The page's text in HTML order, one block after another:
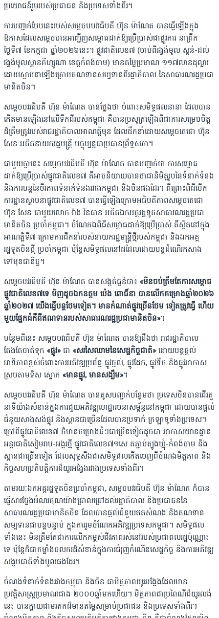
ប្រយោជន៍រួមរបស់ប្រជាជន និងប្រទេសទាំងពីរ។
ការបញ្ជាក់បែបនេះរបស់សម្តេចបបវរធិបតី ហ៊ុន ម៉ាណែត បានធ្វើឡើងក្នុង
ឱកាសដែលសម្តេចបានអញ្ជើញសម្ពោធដាក់ឱ្យប្រើប្រាស់ជាផ្លូវការ នាព្រឹក
ថ្ងៃទី៧ ខែកក្កដា ឆ្នាំ២០២៦នេះ។ ផ្លូវជាតិលេខ៧ (ចាប់ពីរង្វង់មូល ស្គន់-ដល់
រង្វង់មូលស្ពានគីហ្សូណា ខេត្តកំពង់ចាម) មានតម្លៃប្រមាណ ១១៧លានដុល្លារ
ដោយស្ថាបនាឡើងក្រោមឥណទានសម្បទានពីរដ្ឋាភិបាល នៃសាធារណរដ្ឋប្រជា
មានិតចិន។
សម្តេចបវរធិបតី ហ៊ុន ម៉ាណែត បានថ្លែងថា ចំពោះសមិទ្ធផលនានា ដែលបាន
កើតមានឡើងនៅលើទឹកដីរបស់កម្ពុជា គឺបានប្រសូត្រឡើងពីជាការសម្រេចចិត្ត
ដ៏ត្រឹមត្រូវរបស់រាជរដ្ឋាភិបាលអាណត្តិមុន ដែលដឹកនាំដោយសម្តេចតេជោ ហ៊ុន
សែន អតីតនាយករដ្ឋមន្ត្រី បច្ចុប្បន្នជាប្រធានព្រឹទ្ធសភា។
ជាមួយគ្នានេះ សម្តេចបវរធិបតី ហ៊ុន ម៉ាណែត បានបញ្ជាក់ថា​ ការសម្ពោធ
ដាក់ឱ្យប្រើប្រាស់ផ្លូវជាតិលេខ៧ គឺអាចនិយាយបានថាជានិមិត្តរូបនៃទំនាក់ទំនង
និងការបន្តនៃចីរភាពទំនាក់ទំនងរវាងកម្ពុជា និងចិនផងដែរ។ ពីព្រោះពិធីបើក
ការដ្ឋានស្ថាបនាផ្លូវជាតិលេខ៧ បានធ្វើឡើងក្រោមអធិបតីភាពសម្តេចតេជោ
ហ៊ុន សែន ជាមួយលោក វ៉ាង វិនធាន​ អតីតឯកអគ្គរដ្ឋទូតសាធារណរដ្ឋប្រជា
មានិតចិន​ ប្រចាំកម្ពុជា។ ចំណែកឯពិធីសម្ពោធដាក់ឱ្យប្រើប្រាស់ គឺស្ថិតនៅក្នុង
អាណត្តិទី៧ ក្រោមការដឹកនាំរបស់នាយករដ្ឋមន្ត្រីថ្មីរបស់កម្ពុជា និងឯកអគ្គ
រដ្ឋទូតចិនថ្មី ប្រចាំកម្ពុជា ប៉ុន្តែសមិទ្ធផលនៅដដែលដោយបន្តដំណើរកសាង
ទៅមុខជានិច្ច។
សម្តេចបវរធិបតី ហ៊ុន ម៉ាណែត បានសង្កត់ធ្ងន់ថា៖ «មិនចប់ត្រឹមតែការសម្ពោធ
ផ្លូវជាតិលេខ៧ទេ មិញដូចឯកឧត្តម ប៉េង ពោធិ៍នា បានលើកគម្រោងឆ្នាំ២០២៦
ឆ្នាំ២០២៧ យើងធ្វើបន្តថែមទៀត។ មានកំណាត់ផ្លូវច្រើនថែម ទៀតត្រូវធ្វើ ហើយ
មួយផ្នែកធំកឺពីឥណទានរបស់សាធារណរដ្ឋប្រជាមានិតចិន»។
បន្ថែមពីនេះ សម្ដេចបវរធិបតី ហ៊ុន ម៉ាណែត បានឱ្យដឹងថា រាជរដ្ឋាភិបាល
តែងតែចាត់ទុក «ផ្លូវ» ជា «សរសៃឈាមនៃសេដ្ឋកិច្ចជាតិ» ដោយបន្តផ្តល់
អាទិភាពខ្ពស់ចំពោះការអភិវឌ្ឍប្រព័ន្ធ ផ្លូវថ្នល់, ផ្លូវដែក, ផ្លូវទឹក និងផ្លូវអាកាស
ស្របតាមទិស ស្លោក «មានផ្លូវ, មានសង្ឃឹម»។
សម្ដេចបវរធិបតី ហ៊ុន ម៉ាណែត បានគូសបញ្ជាក់បន្ថែមថា ប្រទេសចិនបានដើរតួ
នាទីយ៉ាងសំខាន់ក្នុងការជួយអភិវឌ្ឍហេដ្ឋារចនាសម្ព័ន្ធនៅកម្ពុជា ដោយបានផ្តល់
ជំនួយសាងសង់ផ្លូវ និងស្ពានជាច្រើនដែលបានប្រទាក់ ក្រឡាទូទាំងប្រទេស។
ក្រៅពីផ្លូវជាតិលេខ៧ ក៏មានគម្រោងធំៗជាច្រើនទៀតដូចជា អាកាសយានដ្ឋាន
អន្តរជាតិសៀមរាប-អង្គរថ្មី ផ្លូវជាតិលេខ៧១សេ តភ្ជាប់ត្បូងឃ្មុំ-កំពង់ចាម និង
ស្ពានជាច្រើនទៀត ដែលសុទ្ធសឹងជាសមិទ្ធផលកើតចេញពីចំណងមិត្តភាព និង
កិច្ចសហប្រតិបត្តិការដ៏យូរអង្វែងរវាងប្រទេសទាំងពីរ។
តាមរយៈឯកអគ្គរដ្ឋទូតចិនប្រចាំកម្ពុជា, សម្ដេចបវរធិបតី ហ៊ុន ម៉ាណែត ក៏បាន
ផ្ញើសារថ្លែងអំណរគុណយ៉ាងជ្រាលជ្រៅដល់រដ្ឋាភិបាល និងប្រជាជននៃ
សាធារណរដ្ឋប្រជាមានិតចិន ដែលបានផ្តល់ជំនួយឥតសំណង និងឥណទាន
សម្បទានជាបន្តបន្ទាប់ ក្នុងការរួមចំណែកអភិវឌ្ឍប្រទេសកម្ពុជា។ សមិទ្ធផល
ទាំងនេះ មិនត្រឹមតែជាការលើកកម្ពស់ជីវភាពរស់នៅរបស់ប្រជាពលរដ្ឋប៉ុណ្ណោះ
ទេ ប៉ុន្តែក៏ជាកម្លាំងចលករដ៏សំខាន់ក្នុងការជំរុញកំណើនសេដ្ឋកិច្ច និងការអភិវឌ្ឍ
សង្គមជាតិទាំងមូលផងដែរ។
ចំណងទំនាក់ទំនងរវាងកម្ពុជា និងចិន ជាមិត្តភាពយូរអង្វែងដែលមាន
ប្រវត្តិសាស្ត្រប្រមាណជាង ២០០០ឆ្នាំមកហើយ។ មិត្តភាពជាប្រពៃណីដ៏យូរលង់
នេះ បានក្លាយជាមរតកដ៏មានតម្លៃសម្រាប់ប្រជាជន និងប្រទេសទាំងពីរ។